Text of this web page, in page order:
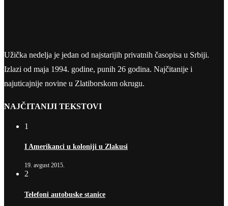
Užička nedelja je jedan od najstarijih privatnih časopisa u Srbiji.
Izlazi od maja 1994. godine, punih 26 godina. Najčitanije i
najuticajnije novine u Zlatiborskom okrugu.
NAJČITANIJI TEKSTOVI
1
I Amerikanci u koloniji u Zlakusi
19. avgust 2015.
2
Telefoni autobuske stanice